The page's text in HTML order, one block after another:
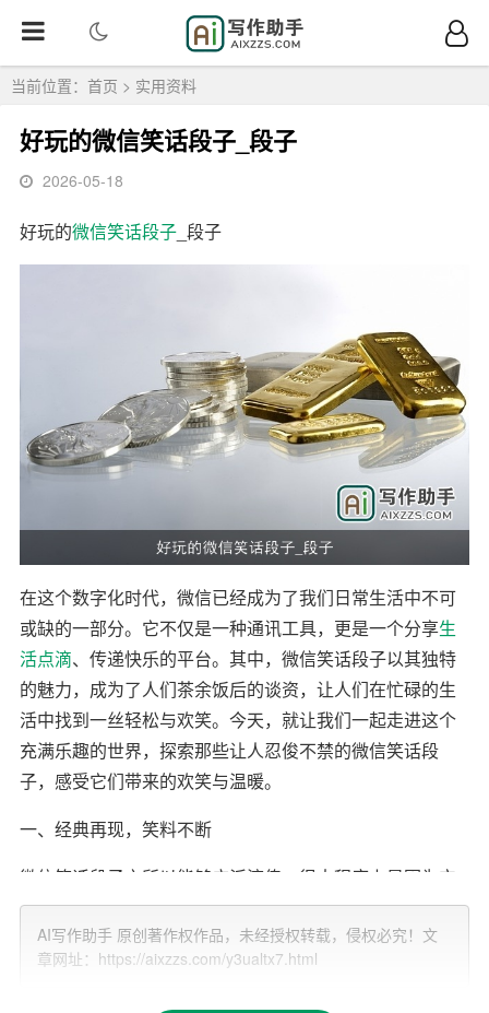
当前位置： 首页 > 实用资料
好玩的微信笑话段子_段子
2026-05-18
好玩的微信笑话段子_段子
在这个数字化时代，微信已经成为了我们日常生活中不可
或缺的一部分。它不仅是一种通讯工具，更是一个分享生
活点滴、传递快乐的平台。其中，微信笑话段子以其独特
的魅力，成为了人们茶余饭后的谈资，让人们在忙碌的生
活中找到一丝轻松与欢笑。今天，就让我们一起走进这个
充满乐趣的世界，探索那些让人忍俊不禁的微信笑话段
子，感受它们带来的欢笑与温暖。
一、经典再现，笑料不断
微信笑话段子之所以能够广泛流传，很大程度上是因为它
们往往取材于现实生活，或是基于网络热门事件、流行语
进行再创作，让人在会心一笑的同时，也能感受到共鸣。
比如：“问：什么是学霸？答：就是把从图书馆借来的书，
AI写作助手 原创著作权作品，未经授权转载，侵权必究！文
章网址：https://aixzzs.com/y3ualtx7.html